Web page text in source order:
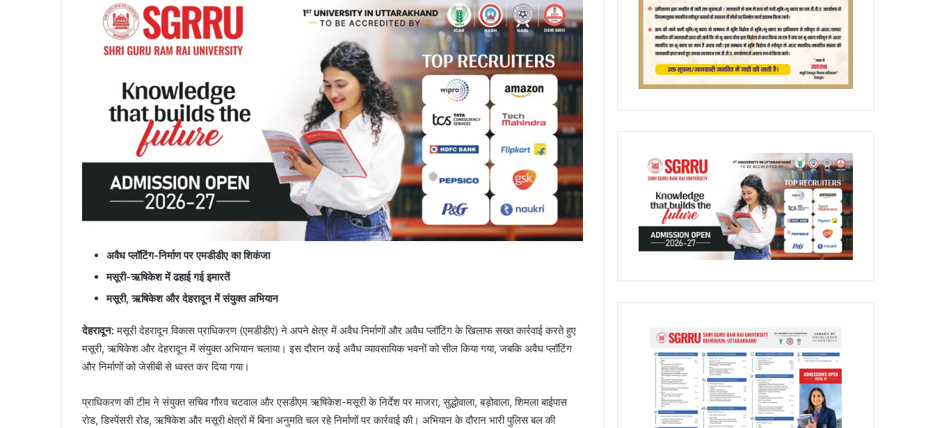
अवैध प्लॉटिंग-निर्माण पर एमडीडीए का शिकंजा
मसूरी-ऋषिकेश में ढहाई गई इमारतें
मसूरी, ऋषिकेश और देहरादून में संयुक्त अभियान
देहरादून:मसूरी देहरादून विकास प्राधिकरण (एमडीडीए) ने अपने क्षेत्र में अवैध निर्माणों और अवैध प्लॉटिंग के खिलाफ सख्त कार्रवाई करते हुए
मसूरी, ऋषिकेश और देहरादून में संयुक्त अभियान चलाया। इस दौरान कई अवैध व्यावसायिक भवनों को सील किया गया, जबकि अवैध प्लॉटिंग
और निर्माणों को जेसीबी से ध्वस्त कर दिया गया।
प्राधिकरण की टीम ने संयुक्त सचिव गौरव चटवाल और एसडीएम ऋषिकेश-मसूरी के निर्देश पर माजरा, सुद्धोवाला, बड़ोवाला, शिमला बाईपास
रोड, डिस्पेंसरी रोड, ऋषिकेश और मसूरी क्षेत्रों में बिना अनुमति चल रहे निर्माणों पर कार्रवाई की। अभियान के दौरान भारी पुलिस बल की